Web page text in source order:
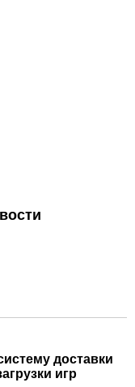
доставки
игр